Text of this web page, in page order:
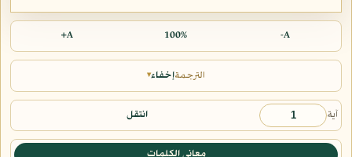
A-
100%
A+
الترجمةإخفاء▾
آية انتقل